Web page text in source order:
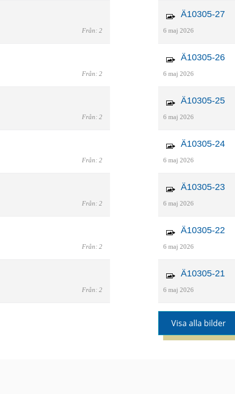
Från: 2
Från: 2
Från: 2
Från: 2
Från: 2
Från: 2
Från: 2
Ä10305-27
6 maj 2026
Ä10305-26
6 maj 2026
Ä10305-25
6 maj 2026
Ä10305-24
6 maj 2026
Ä10305-23
6 maj 2026
Ä10305-22
6 maj 2026
Ä10305-21
6 maj 2026
Visa alla bilder